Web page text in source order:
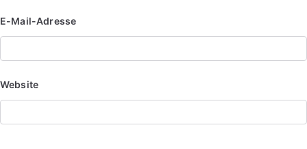
E-Mail-Adresse
Website